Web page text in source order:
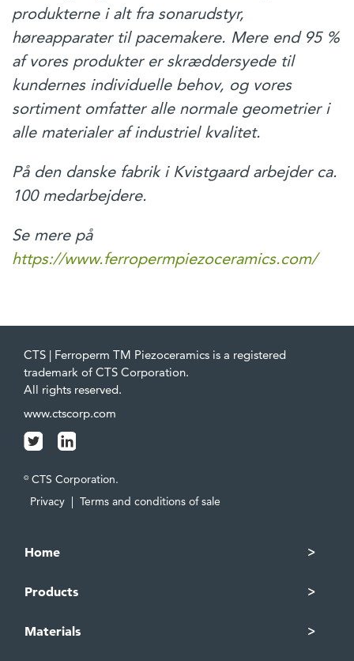
produkterne i alt fra sonarudstyr,
høreapparater til pacemakere. Mere end 95 %
af vores produkter er skræddersyede til
kundernes individuelle behov, og vores
sortiment omfatter alle normale geometrier i
alle materialer af industriel kvalitet.
På den danske fabrik i Kvistgaard arbejder ca.
100 medarbejdere.
Se mere på
https://www.ferropermpiezoceramics.com/
CTS | Ferroperm TM Piezoceramics is a registered
trademark of CTS Corporation.
All rights reserved.
www.ctscorp.com
© CTS Corporation.
Privacy | Terms and conditions of sale
Home
Products
Materials